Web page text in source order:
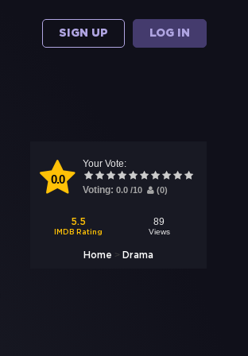
SIGN UP LOG IN
0.0
Your Vote:
Voting: 0.0 /10 (0)
5.5
IMDB Rating
89
Views
Home > Drama